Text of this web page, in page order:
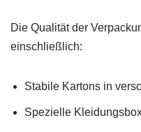
Die Qualität der
einschließlich:
Stabile Kartons in
Spezielle